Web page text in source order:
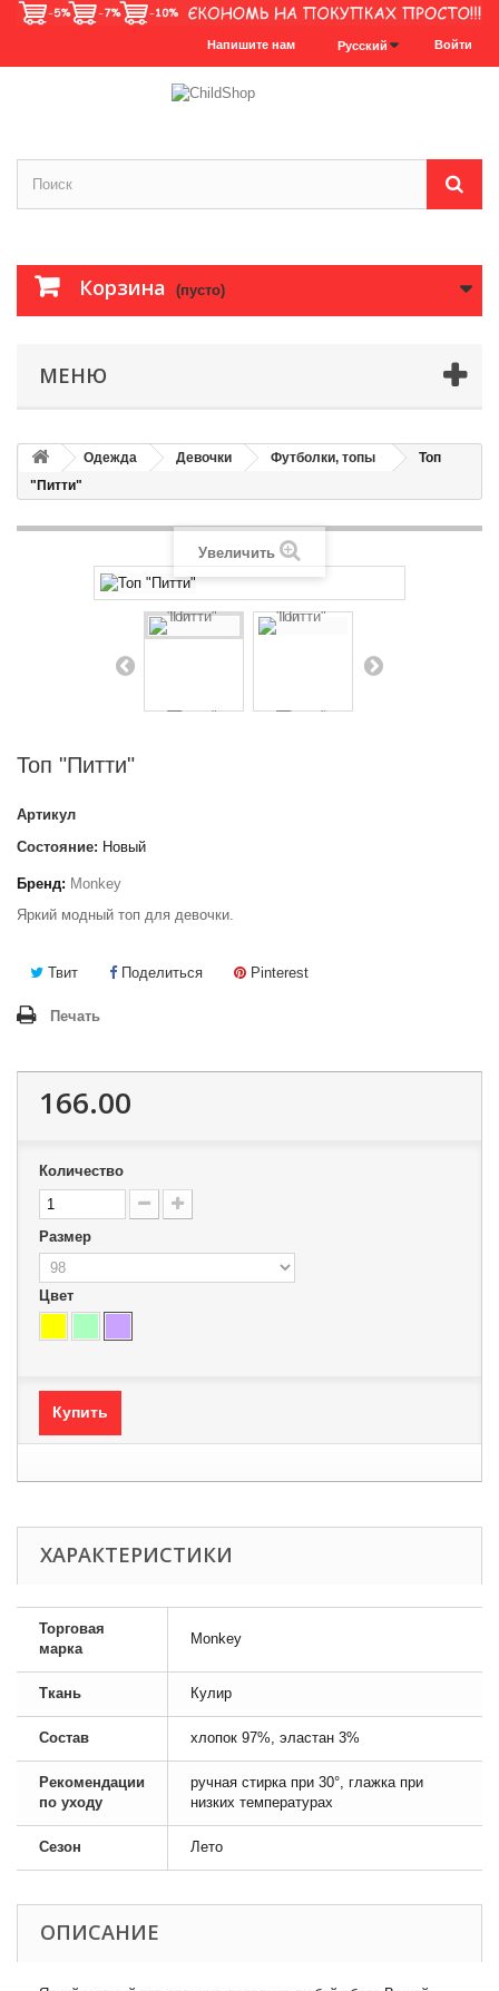
Войти
Русский
Напишите нам
Корзина (пусто)
МЕНЮ
Одежда Девочки Футболки, топы
Топ
"Питти"
Увеличить
Топ "Питти"
Артикул
Состояние: Новый
Бренд: Monkey
Яркий модный топ для девочки.
Твит Поделиться Pinterest
Печать
166.00
Количество
Размер
Цвет
Купить
ХАРАКТЕРИСТИКИ
Торговая
марка
Monkey
Ткань Кулир
Состав хлопок 97%, эластан 3%
Рекомендации
по уходу
ручная стирка при 30°, глажка при
низких температурах
Сезон Лето
ОПИСАНИЕ